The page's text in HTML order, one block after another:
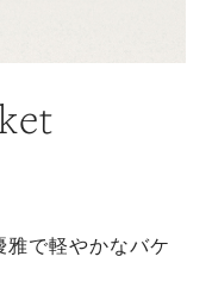
雅で軽やかなバケ